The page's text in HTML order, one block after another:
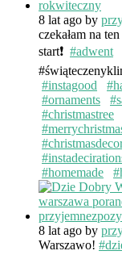
8 lat ago by
czekałam na
start❗️ #adwent
#instagood
#ornaments
#christmastree
#homemade
8 lat ago by
Warszawo!